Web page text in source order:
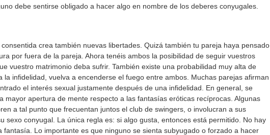
debe sentirse obligado a hacer algo en nombre de los deberes conyugales.
crea también nuevas libertades. Quizá también tu pareja haya pensado
por fuera de la pareja. Ahora tenéis ambos la posibilidad de seguir vuestros
vuestro matrimonio deba sufrir. También existe una probabilidad muy alta de
la infidelidad, vuelva a encenderse el fuego entre ambos. Muchas parejas afirman
el interés sexual justamente después de una infidelidad. En general, se
mayor apertura de mente respecto a las fantasías eróticas recíprocas. Algunas
a tal punto que frecuentan juntos el club de swingers, o involucran a sus
sexo conyugal. La única regla es: si algo gusta, entonces está permitido. No hay
fantasía. Lo importante es que ninguno se sienta subyugado o forzado a hacer